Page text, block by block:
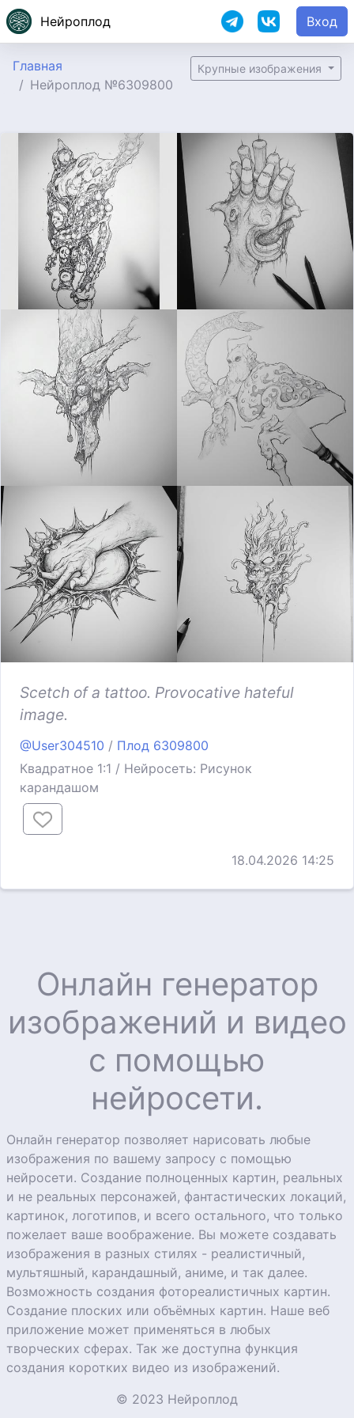
Нейроплод Вход
Главная
Нейроплод №6309800
Крупные изображения
Scetch of a tattoo. Provocative hateful
image.
@User304510 / Плод 6309800
Квадратное 1:1 / Нейросеть: Рисунок
карандашом
18.04.2026 14:25
Онлайн генератор
изображений и видео
с помощью
нейросети.
Онлайн генератор позволяет нарисовать любые
изображения по вашему запросу с помощью
нейросети. Создание полноценных картин, реальных
и не реальных персонажей, фантастических локаций,
картинок, логотипов, и всего остального, что только
пожелает ваше воображение. Вы можете создавать
изображения в разных стилях - реалистичный,
мультяшный, карандашный, аниме, и так далее.
Возможность создания фотореалистичных картин.
Создание плоских или объёмных картин. Наше веб
приложение может применяться в любых
творческих сферах. Так же доступна функция
создания коротких видео из изображений.
© 2023 Нейроплод